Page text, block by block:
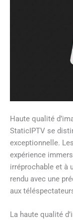
Haute qualité
StaticIPTV se
exceptionnelle.
expérience
irréprochable et à
rendu avec une
aux
La haute qualité